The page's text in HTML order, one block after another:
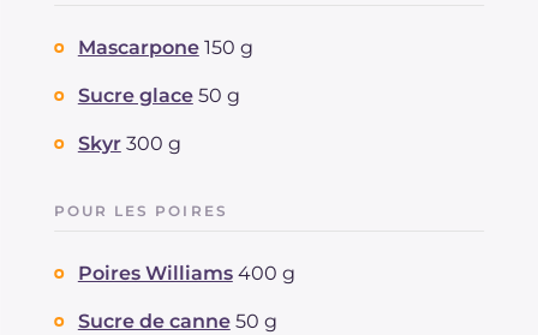
Mascarpone 150 g
Sucre glace 50 g
Skyr 300 g
POUR LES POIRES
Poires Williams 400 g
Sucre de canne 50 g